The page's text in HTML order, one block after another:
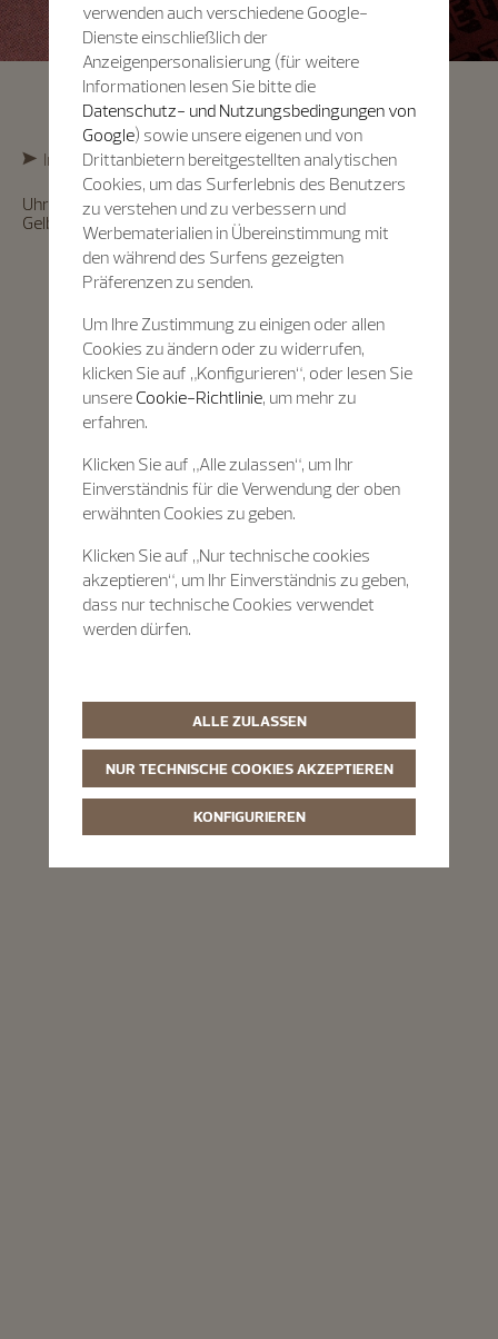
Interkulturelle Erkundung
Uhr Oiseaux d’Amérique – „Elster und Nussknacker“ aus
Gelbgold, emailliertes Zifferblatt, Offiziersboden – 1997
verwenden auch verschiedene Google-
Dienste einschließlich der
Anzeigenpersonalisierung (für weitere
Informationen lesen Sie bitte die
Datenschutz- und Nutzungsbedingungen von
Google) sowie unsere eigenen und von
Drittanbietern bereitgestellten analytischen
Cookies, um das Surferlebnis des Benutzers
zu verstehen und zu verbessern und
Werbematerialien in Übereinstimmung mit
den während des Surfens gezeigten
Präferenzen zu senden.
Um Ihre Zustimmung zu einigen oder allen
Cookies zu ändern oder zu widerrufen,
klicken Sie auf „Konfigurieren“, oder lesen Sie
unsere Cookie-Richtlinie, um mehr zu
erfahren.
Klicken Sie auf „Alle zulassen“, um Ihr
Einverständnis für die Verwendung der oben
erwähnten Cookies zu geben.
Klicken Sie auf „Nur technische cookies
akzeptieren“, um Ihr Einverständnis zu geben,
dass nur technische Cookies verwendet
werden dürfen.
ALLE ZULASSEN
NUR TECHNISCHE COOKIES AKZEPTIEREN
KONFIGURIEREN